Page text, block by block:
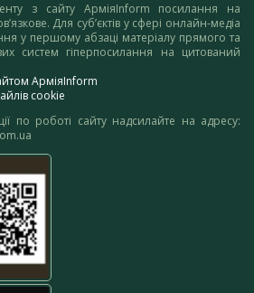
з сайту АрміяInform посилання на
Для суб’єктів у сфері онлайн-медіа
у першому абзаці матеріалу прямого та
систем гіперпосилання на цитований
АрміяInform
cookie
по роботі сайту надсилайте на адресу: